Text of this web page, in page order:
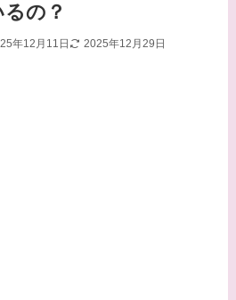
の？
年12月11日 2025年12月29日